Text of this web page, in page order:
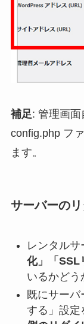
補足: 管理画面
config.php フ
ます。
サーバーの
レンタルサ
化」「SSL
いるかどう
既にサーバ
する」設定